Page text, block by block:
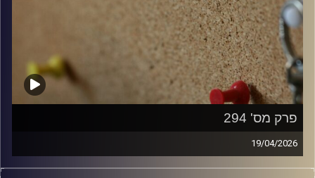
פרק מס' 294
19/04/2026
קלאסיקות רוק עם אורן הוף.